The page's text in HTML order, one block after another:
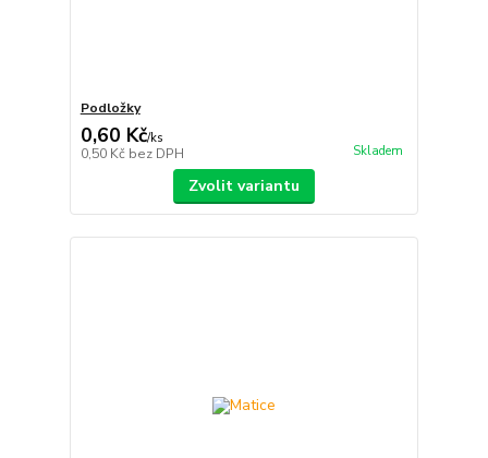
Podložky
0,60 Kč/ks
0,50 Kč bez DPH Skladem
Zvolit variantu